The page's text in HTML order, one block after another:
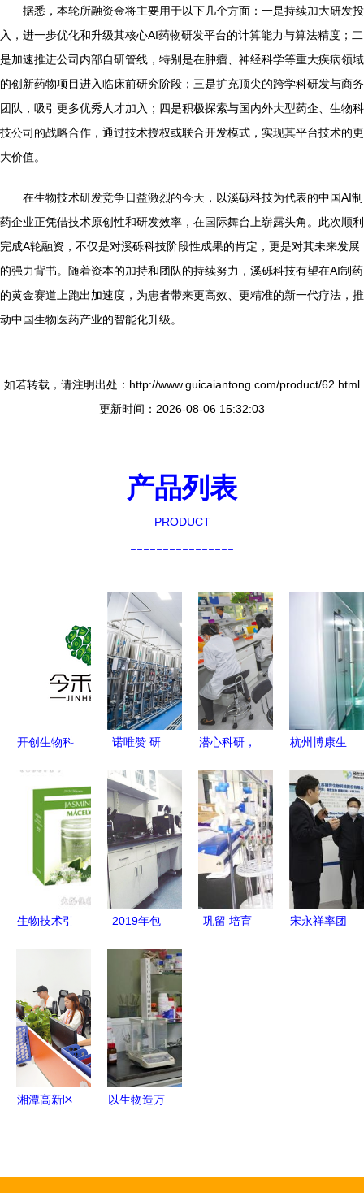
据悉，本轮所融资金将主要用于以下几个方面：一是持续加大研发投
入，进一步优化和升级其核心AI药物研发平台的计算能力与算法精度；二
是加速推进公司内部自研管线，特别是在肿瘤、神经科学等重大疾病领域
的创新药物项目进入临床前研究阶段；三是扩充顶尖的跨学科研发与商务
团队，吸引更多优秀人才加入；四是积极探索与国内外大型药企、生物科
技公司的战略合作，通过技术授权或联合开发模式，实现其平台技术的更
大价值。
在生物技术研发竞争日益激烈的今天，以溪砾科技为代表的中国AI制
药企业正凭借技术原创性和研发效率，在国际舞台上崭露头角。此次顺利
完成A轮融资，不仅是对溪砾科技阶段性成果的肯定，更是对其未来发展
的强力背书。随着资本的加持和团队的持续努力，溪砾科技有望在AI制药
的黄金赛道上跑出加速度，为患者带来更高效、更精准的新一代疗法，推
动中国生物医药产业的智能化升级。
如若转载，请注明出处：http://www.guicaiantong.com/product/62.html
更新时间：2026-08-06 15:32:03
产品列表
PRODUCT
----------------
开创生物科
前沿研发驱
动未来健康
诺唯赞 研
齐下，生物
领域一
路“狂飙”
潜心科研，
业“芯”与通
信技术开发
的双重革命
杭州博康生
信技术开发
领域的创新
探索
生物技术引
宝莉的研发
之路
2019年包
技进展
巩留 培育
宋永祥率团
湘潭高新区
以生物造万